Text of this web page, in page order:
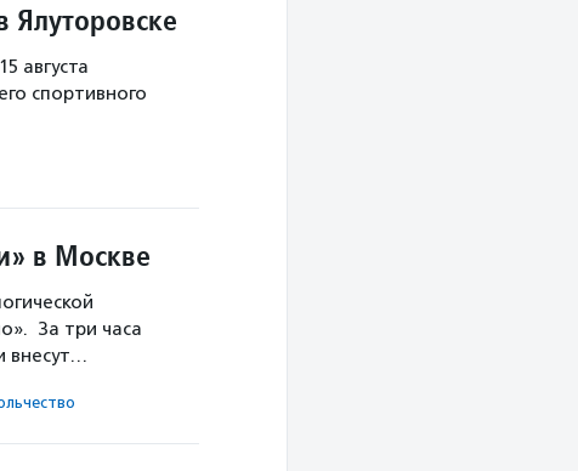
Ялуторовске
августа
спортивного
в Москве
За три часа
внесут…